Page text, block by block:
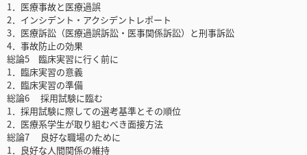
1．医療事故と医療過誤
2．インシデント・アクシデントレポート
3．医療訴訟（医療過誤訴訟・医事関係訴訟）と刑事訴訟
4．事故防止の効果
総論5 臨床実習に行く前に
1．臨床実習の意義
2．臨床実習の準備
総論6 採用試験に臨む
1．採用試験に際しての選考基準とその順位
2．医療系学生が取り組むべき面接方法
総論7 良好な職場のために
1．良好な人間関係の維持